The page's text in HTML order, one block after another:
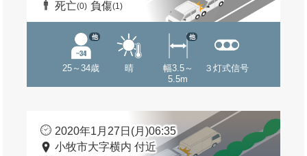
死亡(0) 負傷(1)
25～34歳
他
晴
幅3.5～
5.5m
他
３灯式信号
2020年1月27日(月)06:35
小牧市大字横内 付近